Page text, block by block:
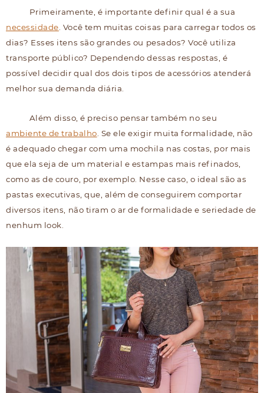
Primeiramente, é importante definir qual é a sua
necessidade . Você tem muitas coisas para carregar todos os
dias? Esses itens são grandes ou pesados? Você utiliza
transporte público? Dependendo dessas respostas, é
possível decidir qual dos dois tipos de acessórios atenderá
melhor sua demanda diária.
Além disso, é preciso pensar também no seu
ambiente de trabalho . Se ele exigir muita formalidade, não
é adequado chegar com uma mochila nas costas, por mais
que ela seja de um material e estampas mais refinados,
como as de couro, por exemplo. Nesse caso, o ideal são as
pastas executivas, que, além de conseguirem comportar
diversos itens, não tiram o ar de formalidade e seriedade de
nenhum look.